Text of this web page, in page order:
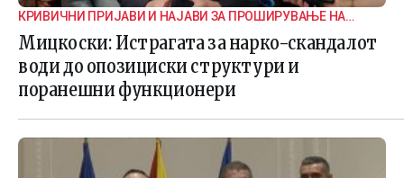
КРИВИЧНИ ПРИЈАВИ И НАЈАВИ ЗА ПРОШИРУВАЊЕ НА
ИСТРАГАТА
Мицкоски: Истрагата за нарко-скандалот
води до опозициски структури и
поранешни функционери